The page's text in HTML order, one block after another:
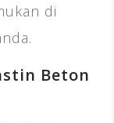
di
Beton